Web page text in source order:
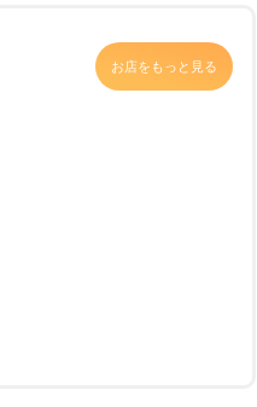
お店をもっと見る